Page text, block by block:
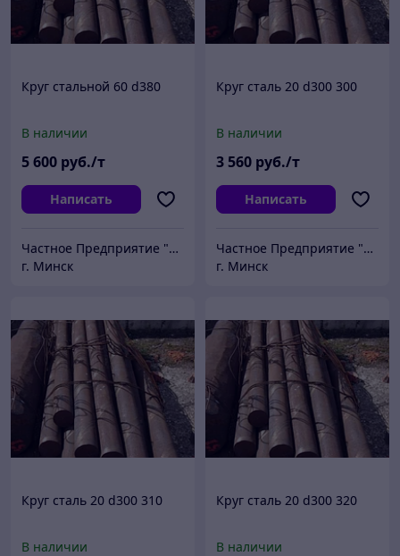
Круг стальной 60 d380
В наличии
5 600 руб./т
Написать
Частное Предприятие "ПромШтамп"
г. Минск
Круг сталь 20 d300 300
В наличии
3 560 руб./т
Написать
Частное Предприятие "ПромШтамп"
г. Минск
Круг сталь 20 d300 310
В наличии
Круг сталь 20 d300 320
В наличии